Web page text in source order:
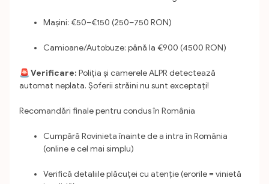
Mașini: €50–€150 (250–750 RON)
Camioane/Autobuze: până la €900 (4500 RON)
🚨 Verificare: Poliția și camerele ALPR detectează
automat neplata. Șoferii străini nu sunt exceptați!
Recomandări finale pentru condus în România
Cumpără Rovinieta înainte de a intra în România
(online e cel mai simplu)
Verifică detaliile plăcuței cu atenție (erorile = vinietă